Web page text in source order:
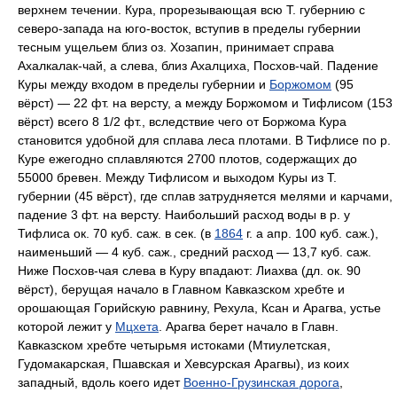
верхнем течении. Кура, прорезывающая всю Т. губернию с
северо-запада на юго-восток, вступив в пределы губернии
тесным ущельем близ оз. Хозапин, принимает справа
Ахалкалак-чай, а слева, близ Ахалциха, Посхов-чай. Падение
Куры между входом в пределы губернии и Боржомом (95
вёрст) — 22 фт. на версту, а между Боржомом и Тифлисом (153
вёрст) всего 8 1/2 фт., вследствие чего от Боржома Кура
становится удобной для сплава леса плотами. В Тифлисе по р.
Куре ежегодно сплавляются 2700 плотов, содержащих до
55000 бревен. Между Тифлисом и выходом Куры из Т.
губернии (45 вёрст), где сплав затрудняется мелями и карчами,
падение 3 фт. на версту. Наибольший расход воды в р. у
Тифлиса ок. 70 куб. саж. в сек. (в 1864 г. а апр. 100 куб. саж.),
наименьший — 4 куб. саж., средний расход — 13,7 куб. саж.
Ниже Посхов-чая слева в Куру впадают: Лиахва (дл. ок. 90
вёрст), берущая начало в Главном Кавказском хребте и
орошающая Горийскую равнину, Рехула, Ксан и Арагва, устье
которой лежит у Мцхета. Арагва берет начало в Главн.
Кавказском хребте четырьмя истоками (Мтиулетская,
Гудомакарская, Пшавская и Хевсурская Арагвы), из коих
западный, вдоль коего идет Военно-Грузинская дорога,